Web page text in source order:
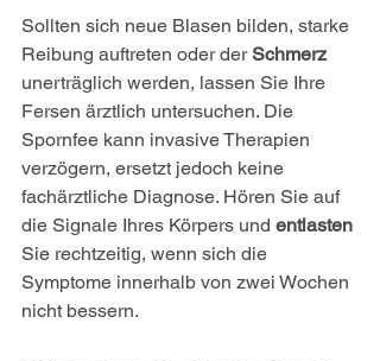
Sollten sich neue Blasen bilden, starke
Reibung auftreten oder der Schmerz
unerträglich werden, lassen Sie Ihre
Fersen ärztlich untersuchen. Die
Spornfee kann invasive Therapien
verzögern, ersetzt jedoch keine
fachärztliche Diagnose. Hören Sie auf
die Signale Ihres Körpers und entlasten
Sie rechtzeitig, wenn sich die
Symptome innerhalb von zwei Wochen
nicht bessern.